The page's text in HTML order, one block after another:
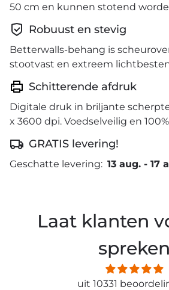
50 cm en kunnen stotend
Robuust en stevig
Betterwalls-behang is
stootvast en extreem
Schitterende afdruk
Digitale druk in briljante
x 3600 dpi. Voedselveilig en
GRATIS levering!
Geschatte levering: 13 aug. - 17
Laat klanten
spreken
uit 10331